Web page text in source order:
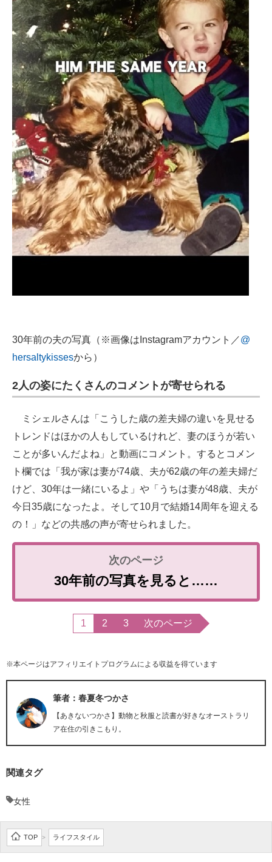
30年前の夫の写真（※画像はInstagramアカウント／@
hersaltykissesから）
2人の姿にたくさんのコメントが寄せられる
ミシェルさんは「こうした歳の差夫婦の違いを見せる
トレンドはほかの人もしているけれど、妻のほうが若い
ことが多いんだよね」と動画にコメント。するとコメン
ト欄では「我が家は妻が74歳、夫が62歳の年の差夫婦だ
けど、30年は一緒にいるよ」や「うちは妻が48歳、夫が
今日35歳になったよ。そして10月で結婚14周年を迎える
の！」などの共感の声が寄せられました。
30年前の写真を見ると……
1 2 3 次のページ
※本ページはアフィリエイトプログラムによる収益を得ています
筆者：春夏冬つかさ
【あきないつかさ】動物と秋服と読書が好きなオーストラリ
ア在住の引きこもり。
関連タグ
女性
TOP > ライフスタイル